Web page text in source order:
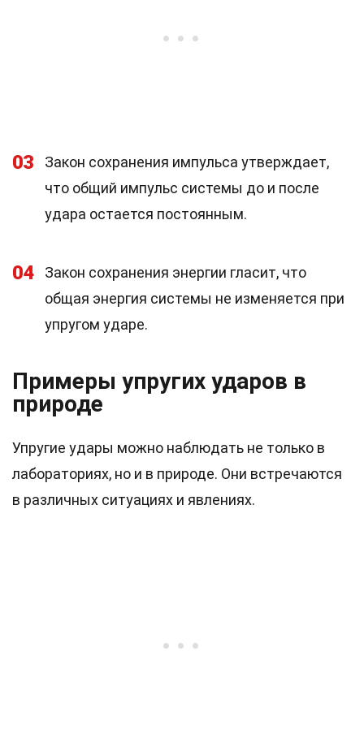
03
Закон сохранения импульса утверждает,
что общий импульс системы до и после
удара остается постоянным.
04
Закон сохранения энергии гласит, что
общая энергия системы не изменяется при
упругом ударе.
Примеры упругих ударов в
природе
Упругие удары можно наблюдать не только в
лабораториях, но и в природе. Они встречаются
в различных ситуациях и явлениях.